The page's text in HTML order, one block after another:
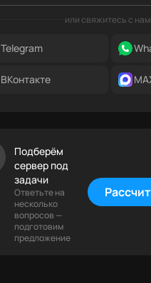
или свяжитесь с
Telegram
ВКонтакте
Подберём
сервер под
задачи
Ответьте на
несколько
вопросов —
подготовим
предложение